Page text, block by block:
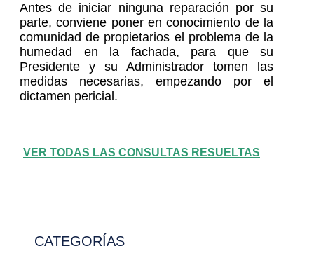
Antes de iniciar ninguna reparación por su
parte, conviene poner en conocimiento de la
comunidad de propietarios el problema de la
humedad en la fachada, para que su
Presidente y su Administrador tomen las
medidas necesarias, empezando por el
dictamen pericial.
VER TODAS LAS CONSULTAS RESUELTAS
CATEGORÍAS